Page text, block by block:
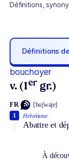
Définitions,
Définitions
bouchoyer
v. (1er gr.)
FR [buʃwaje]
Helvétisme.
Abattre et
1
À